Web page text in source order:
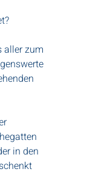
aller zum
in den